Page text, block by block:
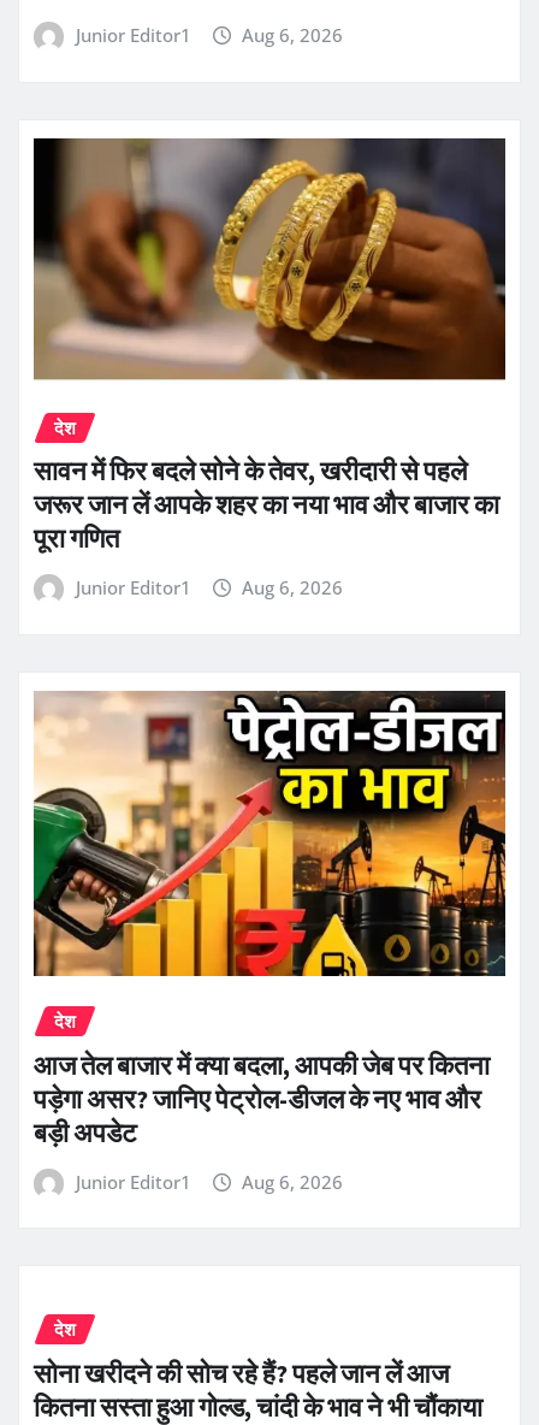
Junior Editor1 Aug 6, 2026
देश
सावन में फिर बदले सोने के तेवर, खरीदारी से पहले
जरूर जान लें आपके शहर का नया भाव और बाजार का
पूरा गणित
Junior Editor1 Aug 6, 2026
देश
आज तेल बाजार में क्या बदला, आपकी जेब पर कितना
पड़ेगा असर? जानिए पेट्रोल-डीजल के नए भाव और
बड़ी अपडेट
Junior Editor1 Aug 6, 2026
देश
सोना खरीदने की सोच रहे हैं? पहले जान लें आज
कितना सस्ता हुआ गोल्ड, चांदी के भाव ने भी चौंकाया